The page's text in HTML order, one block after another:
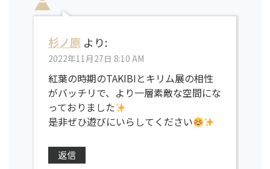
杉ノ原 より:
2022年11月27日 8:10 AM
紅葉の時期のTAKIBIとキリム展の相性
がバッチリで、より一層素敵な空間にな
っておりました
是非ぜひ遊びにいらしてください
返信